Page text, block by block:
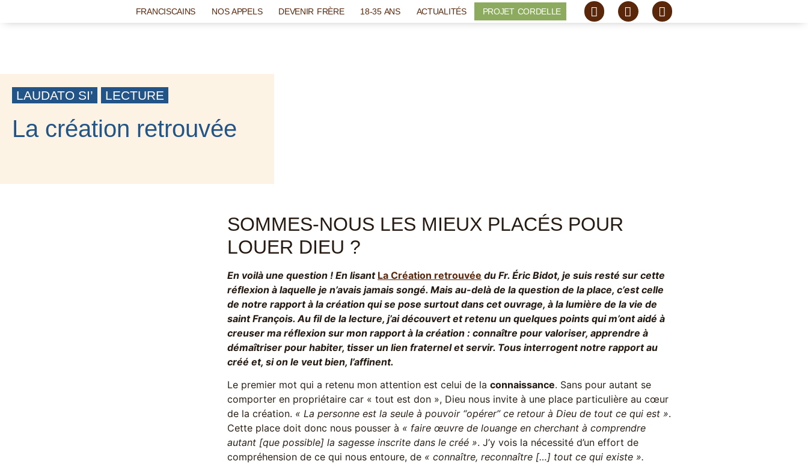
FRANCISCAINS NOS APPELS DEVENIR FRÈRE 18-35 ANS ACTUALITÉS PROJET CORDELLE
LAUDATO SI’ LECTURE
La création retrouvée
SOMMES-NOUS LES MIEUX PLACÉS POUR
LOUER DIEU ?
En voilà une question ! En lisant La Création retrouvée du Fr. Éric Bidot, je suis resté sur cette
réflexion à laquelle je n’avais jamais songé. Mais au-delà de la question de la place, c’est celle
de notre rapport à la création qui se pose surtout dans cet ouvrage, à la lumière de la vie de
saint François. Au fil de la lecture, j’ai découvert et retenu un quelques points qui m’ont aidé à
creuser ma réflexion sur mon rapport à la création : connaître pour valoriser, apprendre à
démaîtriser pour habiter, tisser un lien fraternel et servir. Tous interrogent notre rapport au
créé et, si on le veut bien, l’affinent.
Le premier mot qui a retenu mon attention est celui de la connaissance. Sans pour autant se
comporter en propriétaire car « tout est don », Dieu nous invite à une place particulière au cœur
de la création. « La personne est la seule à pouvoir “opérer” ce retour à Dieu de tout ce qui est ».
Cette place doit donc nous pousser à « faire œuvre de louange en cherchant à comprendre
autant [que possible] la sagesse inscrite dans le créé ». J’y vois la nécessité d’un effort de
compréhension de ce qui nous entoure, de « connaître, reconnaître […] tout ce qui existe ».